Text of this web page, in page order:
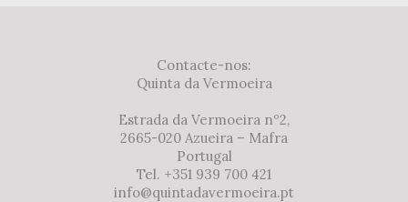
Contacte-nos:
Quinta da Vermoeira
Estrada da Vermoeira nº2,
2665-020 Azueira – Mafra
Portugal
Tel. +351 939 700 421
info@quintadavermoeira.pt